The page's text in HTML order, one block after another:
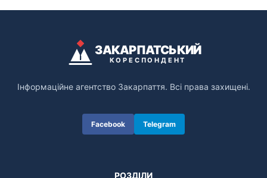
ЗАКАРПАТСЬКИЙ
КОРЕСПОНДЕНТ
Інформаційне агентство Закарпаття. Всі права захищені.
Facebook Telegram
РОЗДІЛИ